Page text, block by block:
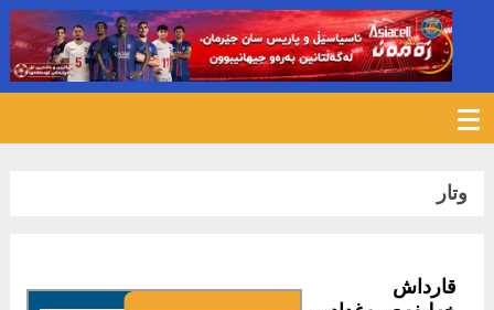
وتار
قارداش